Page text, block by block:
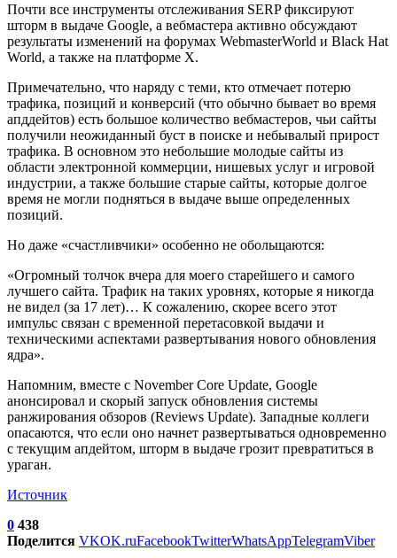
Почти все инструменты отслеживания SERP фиксируют
шторм в выдаче Google, а вебмастера активно обсуждают
результаты изменений на форумах WebmasterWorld и Black Hat
World, а также на платформе X.
Примечательно, что наряду с теми, кто отмечает потерю
трафика, позиций и конверсий (что обычно бывает во время
апддейтов) есть большое количество вебмастеров, чьи сайты
получили неожиданный буст в поиске и небывалый прирост
трафика. В основном это небольшие молодые сайты из
области электронной коммерции, нишевых услуг и игровой
индустрии, а также большие старые сайты, которые долгое
время не могли подняться в выдаче выше определенных
позиций.
Но даже «счастливчики» особенно не обольщаются:
«Огромный толчок вчера для моего старейшего и самого
лучшего сайта. Трафик на таких уровнях, которые я никогда
не видел (за 17 лет)… К сожалению, скорее всего этот
импульс связан с временной перетасовкой выдачи и
техническими аспектами развертывания нового обновления
ядра».
Напомним, вместе с November Core Update, Google
анонсировал и скорый запуск обновления системы
ранжирования обзоров (Reviews Update). Западные коллеги
опасаются, что если оно начнет развертываться одновременно
с текущим апдейтом, шторм в выдаче грозит превратиться в
ураган.
Источник
0 438
Поделится VKOK.ruFacebookTwitterWhatsAppTelegramViber